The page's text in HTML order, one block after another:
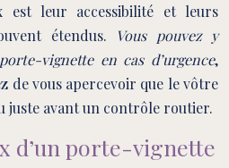
est leur accessibilité et leurs
étendus.
Vous pouvez y
vignette en cas d’urgence,
de vous apercevoir que le vôtre
juste avant un contrôle routier.
d’un porte-vignette